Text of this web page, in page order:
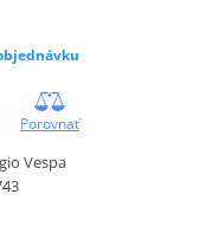
Porovnať
Vespa